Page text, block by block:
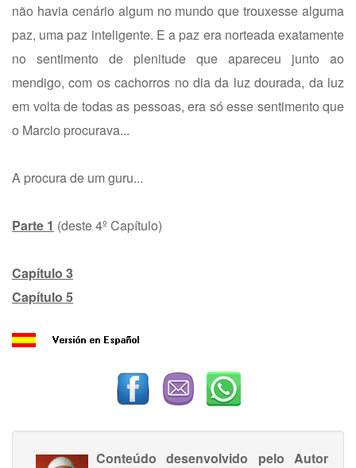
não havia cenário algum no mundo que trouxesse alguma
paz, uma paz inteligente. E a paz era norteada exatamente
no sentimento de plenitude que apareceu junto ao
mendigo, com os cachorros no dia da luz dourada, da luz
em volta de todas as pessoas, era só esse sentimento que
o Marcio procurava...
A procura de um guru...
Parte 1 (deste 4º Capítulo)
Capítulo 3
Capítulo 5
Conteúdo desenvolvido pelo Autor